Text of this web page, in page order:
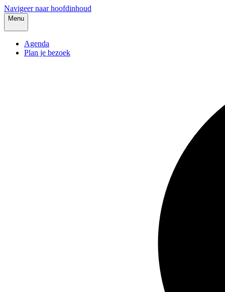
Navigeer naar hoofdinhoud
Menu
Agenda
Plan je bezoek